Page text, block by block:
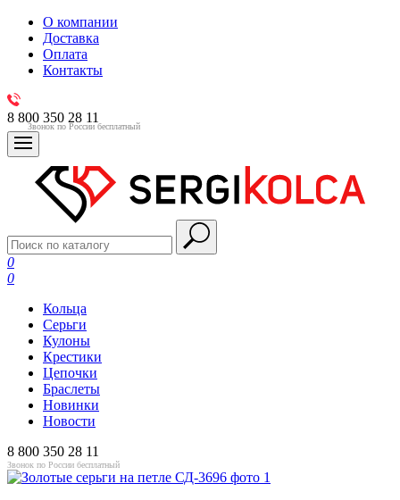
О компании
Доставка
Оплата
Контакты
8 800 350 28 11
Звонок по России бесплатный
0
0
Кольца
Серьги
Кулоны
Крестики
Цепочки
Браслеты
Новинки
Новости
8 800 350 28 11
Звонок по России бесплатный